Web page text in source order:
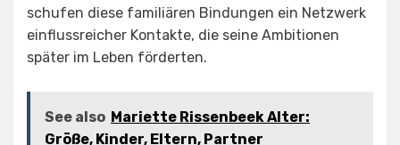
schufen diese familiären Bindungen ein Netzwerk
einflussreicher Kontakte, die seine Ambitionen
später im Leben förderten.
See also Mariette Rissenbeek Alter:
Größe, Kinder, Eltern, Partner